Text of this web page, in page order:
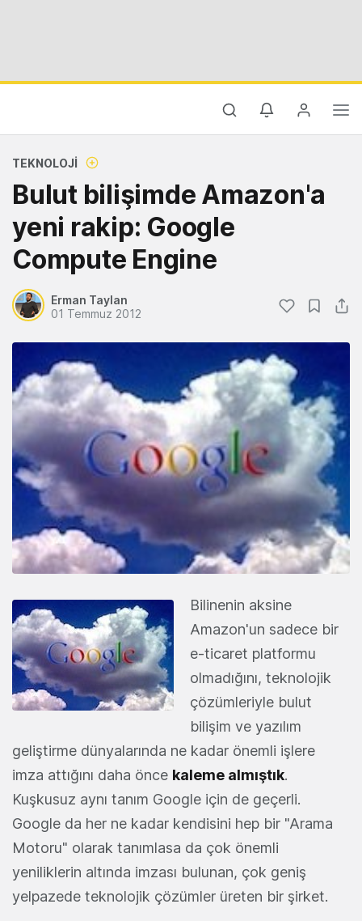
TEKNOLOJI
Bulut bilişimde Amazon'a
yeni rakip: Google
Compute Engine
Erman Taylan
01 Temmuz 2012
Bilinenin aksine
Amazon'un sadece bir
e-ticaret platformu
olmadığını, teknolojik
çözümleriyle bulut
bilişim ve yazılım
geliştirme dünyalarında ne kadar önemli işlere
imza attığını daha önce kaleme almıştık.
Kuşkusuz aynı tanım Google için de geçerli.
Google da her ne kadar kendisini hep bir "Arama
Motoru" olarak tanımlasa da çok önemli
yeniliklerin altında imzası bulunan, çok geniş
yelpazede teknolojik çözümler üreten bir şirket.